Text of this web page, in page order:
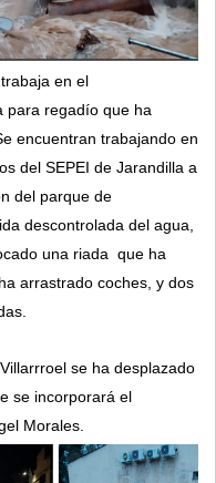
en el
para regadío que ha
encuentran trabajando en
del SEPEI de Jarandilla a
del parque de
descontrolada del agua,
una riada que ha
arrastrado coches, y dos
se ha desplazado
se incorporará el
Morales.